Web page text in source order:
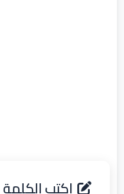
اكتب الكلمة